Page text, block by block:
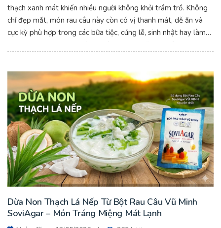
thạch xanh mát khiến nhiều người không khỏi trầm trồ. Không
chỉ đẹp mắt, món rau câu này còn có vị thanh mát, dễ ăn và
cực kỳ phù hợp trong các bữa tiệc, cúng lễ, sinh nhật hay làm
người lựa chọn Bột Rau Câu Vũ Minh SoviAgar – dòng bột rau
câu được sử dụng phổ biến hiện nay.
Dừa Non Thạch Lá Nếp Từ Bột Rau Câu Vũ Minh
SoviAgar – Món Tráng Miệng Mát Lạnh